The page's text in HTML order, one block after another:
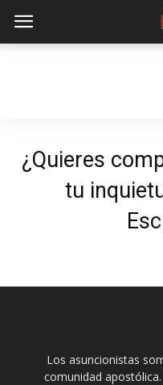
¿Quieres
tu
Los asuncionistas
comunidad